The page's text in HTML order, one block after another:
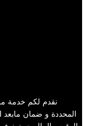
نقدم لكم خدمة
المحددة و ضمان مابعد